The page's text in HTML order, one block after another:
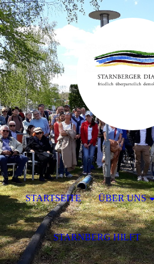
STARTSEITE ÜBER UNS
STARNBERG HILFT